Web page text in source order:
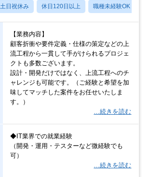
土日祝休み 休日120日以上 職種未経験OK
【業務内容】
顧客折衝や要件定義・仕様の策定などの上
流工程から一貫して手がけられるプロジェ
クトも多数ございます。
設計・開発だけではなく、上流工程へのチ
ャレンジも可能です。（ご経験と希望を加
味してマッチした案件をお任せいたしま
す。）
…続きを読む
◆IT業界での就業経験
（開発・運用・テスターなど微経験でも
可）
…続きを読む